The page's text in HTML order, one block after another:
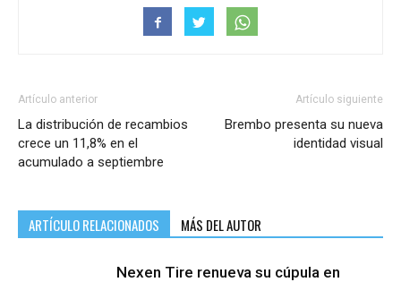
Artículo anterior
La distribución de recambios
crece un 11,8% en el
acumulado a septiembre
Artículo siguiente
Brembo presenta su nueva
identidad visual
ARTÍCULO RELACIONADOS MÁS DEL AUTOR
Nexen Tire renueva su cúpula en